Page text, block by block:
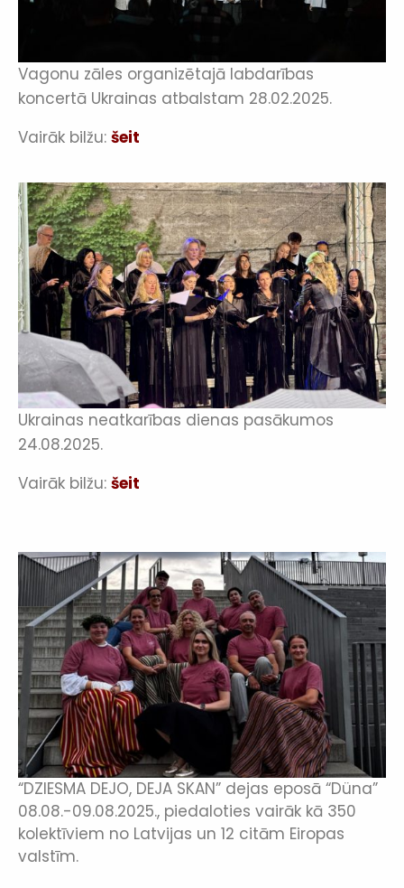
Vagonu zāles organizētajā labdarības
koncertā Ukrainas atbalstam 28.02.2025.
Vairāk bilžu: šeit
Ukrainas neatkarības dienas pasākumos
24.08.2025.
Vairāk bilžu: šeit
“DZIESMA DEJO, DEJA SKAN” dejas eposā “Düna”
08.08.-09.08.2025., piedaloties vairāk kā 350
kolektīviem no Latvijas un 12 citām Eiropas
valstīm.